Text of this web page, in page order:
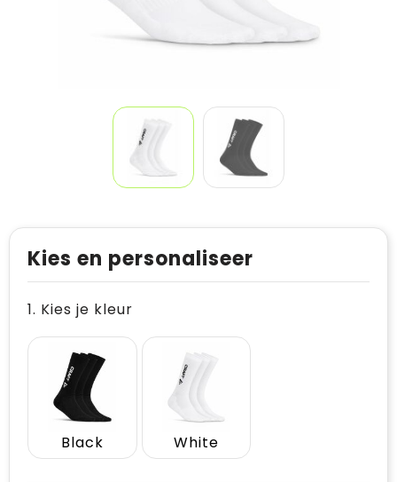
Kies en personaliseer
1. Kies je kleur
Black White